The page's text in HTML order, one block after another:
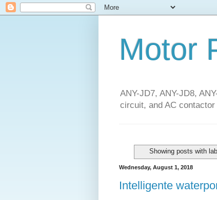
Motor
ANY-JD7, ANY-JD8,
circuit, and AC
Showing posts with
Wednesday, August 1, 2018
Intelligente